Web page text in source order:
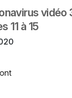
vidéo
11 à 15